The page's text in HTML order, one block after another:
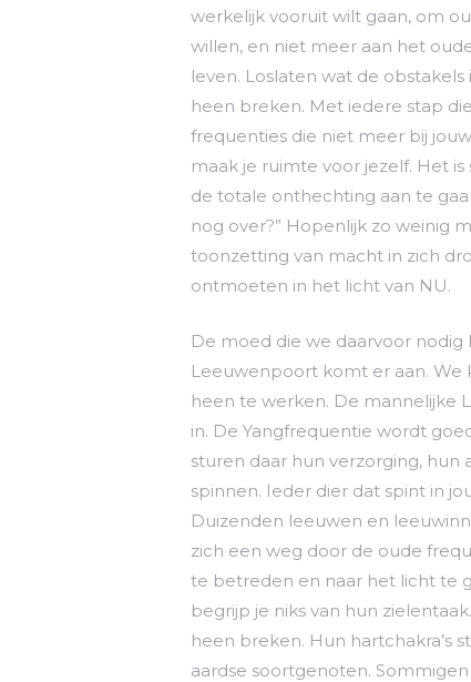
werkelijk vooruit wilt gaan, om
willen, en niet meer aan het
leven. Loslaten wat de
heen breken. Met iedere stap
frequenties die niet meer bij
maak je ruimte voor jezelf. Het
de totale onthechting aan te
nog over?” Hopenlijk zo weinig
toonzetting van macht in zich
ontmoeten in het licht van NU.
De moed die we daarvoor
Leeuwenpoort komt er aan.
heen te werken. De mannelijke
in. De Yangfrequentie wordt
sturen daar hun verzorging, hun
spinnen. Ieder dier dat spint in
Duizenden leeuwen en
zich een weg door de oude
te betreden en naar het licht te
begrijp je niks van hun
heen breken. Hun hartchakra’s
aardse soortgenoten.